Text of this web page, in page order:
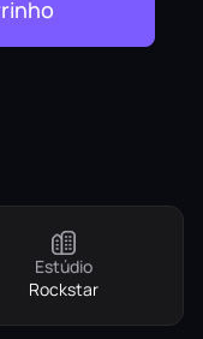
Estúdio
Rockstar